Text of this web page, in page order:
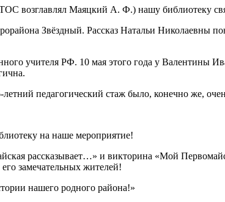
возглавлял Маяцкий А. Ф.) нашу библиотеку
Звёздный. Рассказ Натальи Николаевны
учителя РФ. 10 мая этого года у Валентины
педагогический стаж было, конечно же,
на наше мероприятие!
рассказывает…» и викторина «Мой
замечательных жителей!
нашего родного района!»